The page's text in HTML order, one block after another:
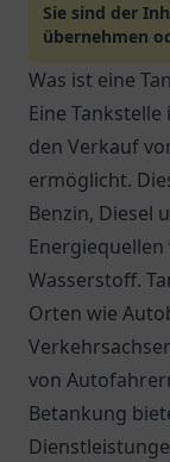
Sie sind der
übernehmen
Was ist eine
Eine
den Verkauf
ermöglicht.
Benzin, Diesel
Wasserstoff.
Orten wie
von
Betankung